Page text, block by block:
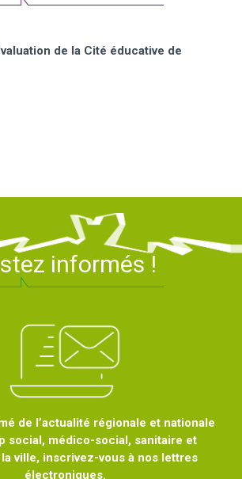
de la Cité éducative de
informés !
de l’actualité régionale et nationale
social, médico-social, sanitaire et
ville, inscrivez-vous à nos lettres
électroniques.